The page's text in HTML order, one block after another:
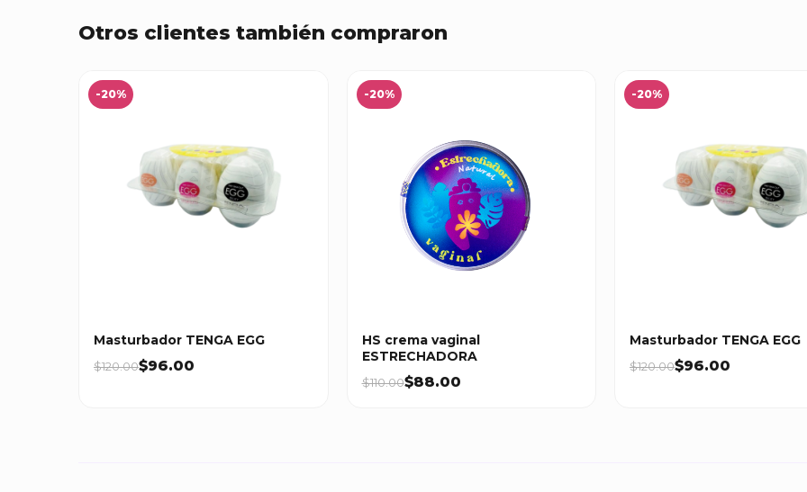
Otros clientes también compraron
-20%
Masturbador TENGA EGG
$120.00$96.00
-20%
HS crema vaginal
ESTRECHADORA
$110.00$88.00
-20%
Masturbador TENGA EGG
$120.00$96.00